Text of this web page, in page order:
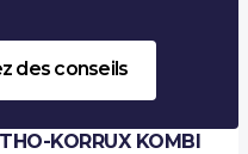
des conseils
KORRUX KOMBI